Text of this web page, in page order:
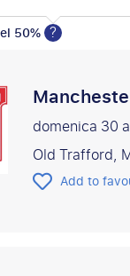
50% ?
domenica 30
Old Trafford,
Add to